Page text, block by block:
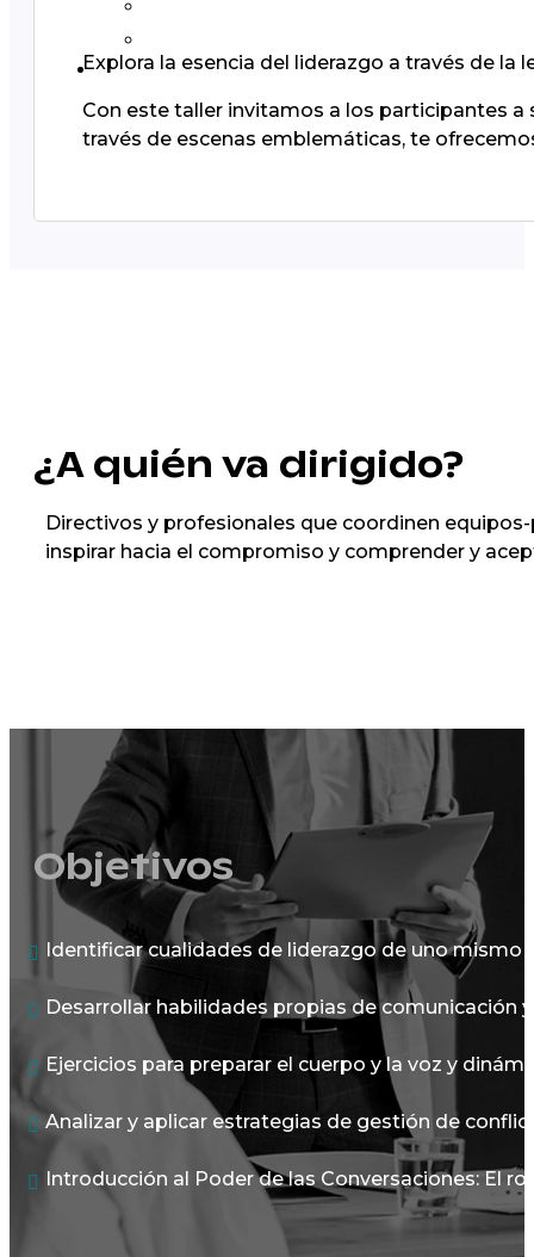
Explora la esencia del liderazgo a través de
Con este taller invitamos a los participantes a
través de escenas emblemáticas, te
¿A quién va dirigido?
Directivos y profesionales que coordinen
inspirar hacia el compromiso y comprender y
Objetivos
Identificar cualidades de liderazgo de uno mismo
Desarrollar habilidades propias de comunicación
Ejercicios para preparar el cuerpo y la voz y
Analizar y aplicar estrategias de gestión de
Introducción al Poder de las Conversaciones: El